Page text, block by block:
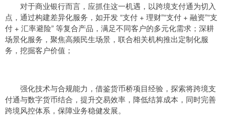
对于商业银行而言，应抓住这一机遇，以跨境支付通为切入
点，通过构建差异化服务，如开发 “支付 + 理财”“支付 + 融资”“支
付 + 汇率避险” 等复合产品，满足不同客户的多元化需求；深耕
场景化服务，聚焦高频民生场景，联合相关机构推出定制化服
务，挖掘客户价值；
强化技术与合规能力，借鉴货币桥项目经验，探索将跨境支
付通与数字货币结合，提升交易效率，降低结算成本，同时完善
跨境风控体系，保障业务稳健发展。